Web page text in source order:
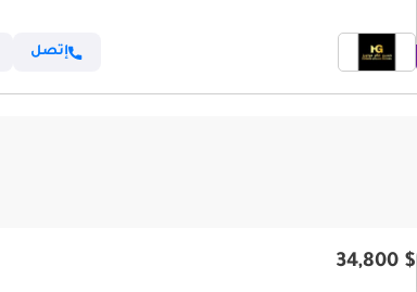
إتصل
$ 34,800